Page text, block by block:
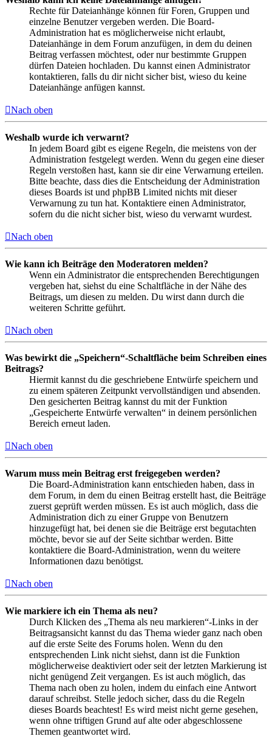
Rechte für Dateianhänge können für Foren, Gruppen und
einzelne Benutzer vergeben werden. Die Board-
Administration hat es möglicherweise nicht erlaubt,
Dateianhänge in dem Forum anzufügen, in dem du deinen
Beitrag verfassen möchtest, oder nur bestimmte Gruppen
dürfen Dateien hochladen. Du kannst einen Administrator
kontaktieren, falls du dir nicht sicher bist, wieso du keine
Dateianhänge anfügen kannst.
Nach oben
Weshalb wurde ich verwarnt?
In jedem Board gibt es eigene Regeln, die meistens von der
Administration festgelegt werden. Wenn du gegen eine dieser
Regeln verstoßen hast, kann sie dir eine Verwarnung erteilen.
Bitte beachte, dass dies die Entscheidung der Administration
dieses Boards ist und phpBB Limited nichts mit dieser
Verwarnung zu tun hat. Kontaktiere einen Administrator,
sofern du die nicht sicher bist, wieso du verwarnt wurdest.
Nach oben
Wie kann ich Beiträge den Moderatoren melden?
Wenn ein Administrator die entsprechenden Berechtigungen
vergeben hat, siehst du eine Schaltfläche in der Nähe des
Beitrags, um diesen zu melden. Du wirst dann durch die
weiteren Schritte geführt.
Nach oben
Was bewirkt die „Speichern“-Schaltfläche beim Schreiben eines
Beitrags?
Hiermit kannst du die geschriebene Entwürfe speichern und
zu einem späteren Zeitpunkt vervollständigen und absenden.
Den gesicherten Beitrag kannst du mit der Funktion
„Gespeicherte Entwürfe verwalten“ in deinem persönlichen
Bereich erneut laden.
Nach oben
Warum muss mein Beitrag erst freigegeben werden?
Die Board-Administration kann entschieden haben, dass in
dem Forum, in dem du einen Beitrag erstellt hast, die Beiträge
zuerst geprüft werden müssen. Es ist auch möglich, dass die
Administration dich zu einer Gruppe von Benutzern
hinzugefügt hat, bei denen sie die Beiträge erst begutachten
möchte, bevor sie auf der Seite sichtbar werden. Bitte
kontaktiere die Board-Administration, wenn du weitere
Informationen dazu benötigst.
Nach oben
Wie markiere ich ein Thema als neu?
Durch Klicken des „Thema als neu markieren“-Links in der
Beitragsansicht kannst du das Thema wieder ganz nach oben
auf die erste Seite des Forums holen. Wenn du den
entsprechenden Link nicht siehst, dann ist die Funktion
möglicherweise deaktiviert oder seit der letzten Markierung ist
nicht genügend Zeit vergangen. Es ist auch möglich, das
Thema nach oben zu holen, indem du einfach eine Antwort
darauf schreibst. Stelle jedoch sicher, dass du die Regeln
dieses Boards beachtest! Es wird meist nicht gerne gesehen,
wenn ohne triftigen Grund auf alte oder abgeschlossene
Themen geantwortet wird.